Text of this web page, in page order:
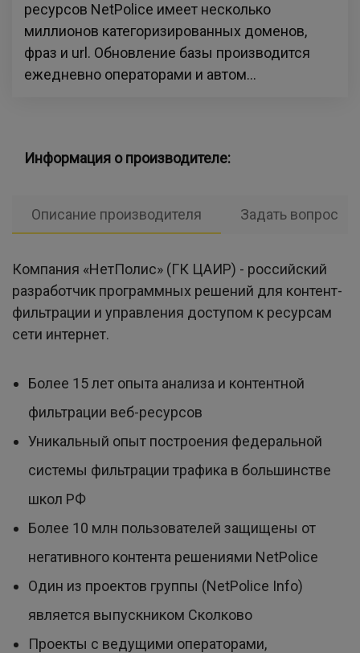
ресурсов NetPolice имеет несколько
миллионов категоризированных доменов,
фраз и url. Обновление базы производится
ежедневно операторами и автом...
Информация о производителе:
Описание производителя Задать вопрос
Компания «НетПолис» (ГК ЦАИР) - российский
разработчик программных решений для контент-
фильтрации и управления доступом к ресурсам
сети интернет.
Более 15 лет опыта анализа и контентной
фильтрации веб-ресурсов
Уникальный опыт построения федеральной
системы фильтрации трафика в большинстве
школ РФ
Более 10 млн пользователей защищены от
негативного контента решениями NetPolice
Один из проектов группы (NetPolice Info)
является выпускником Сколково
Проекты с ведущими операторами,